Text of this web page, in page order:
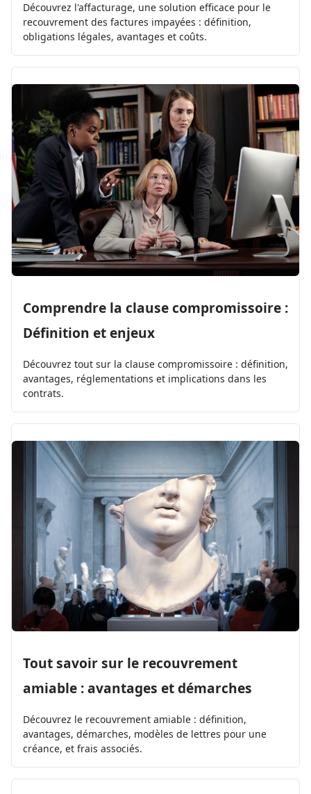
Découvrez l'affacturage, une solution efficace pour le
recouvrement des factures impayées : définition,
obligations légales, avantages et coûts.
Comprendre la clause compromissoire :
Définition et enjeux
Découvrez tout sur la clause compromissoire : définition,
avantages, réglementations et implications dans les
contrats.
Tout savoir sur le recouvrement
amiable : avantages et démarches
Découvrez le recouvrement amiable : définition,
avantages, démarches, modèles de lettres pour une
créance, et frais associés.